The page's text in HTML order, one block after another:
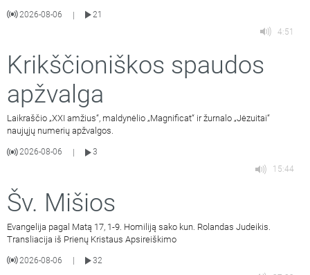
2026-08-06 |
21
4:51
Krikščioniškos spaudos
apžvalga
Laikraščio „XXI amžius“, maldynėlio „Magnificat“ ir žurnalo „Jėzuitai“
naujųjų numerių apžvalgos.
2026-08-06
3
15:44
Šv. Mišios
Evangelija pagal Matą 17, 1-9. Homiliją sako kun. Rolandas Judeikis.
Transliacija iš Prienų Kristaus Apsireiškimo
2026-08-06
32